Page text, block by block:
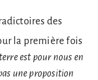
des
la première fois
est pour nous en
une proposition